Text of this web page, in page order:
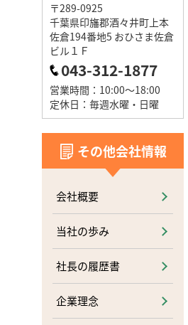
〒289-0925
千葉県印旛郡酒々井町上本
佐倉194番地5 おひさま佐倉
ビル１Ｆ
043-312-1877
営業時間：10:00～18:00
定休日：毎週水曜・日曜
その他会社情報
会社概要
当社の歩み
社長の履歴書
企業理念